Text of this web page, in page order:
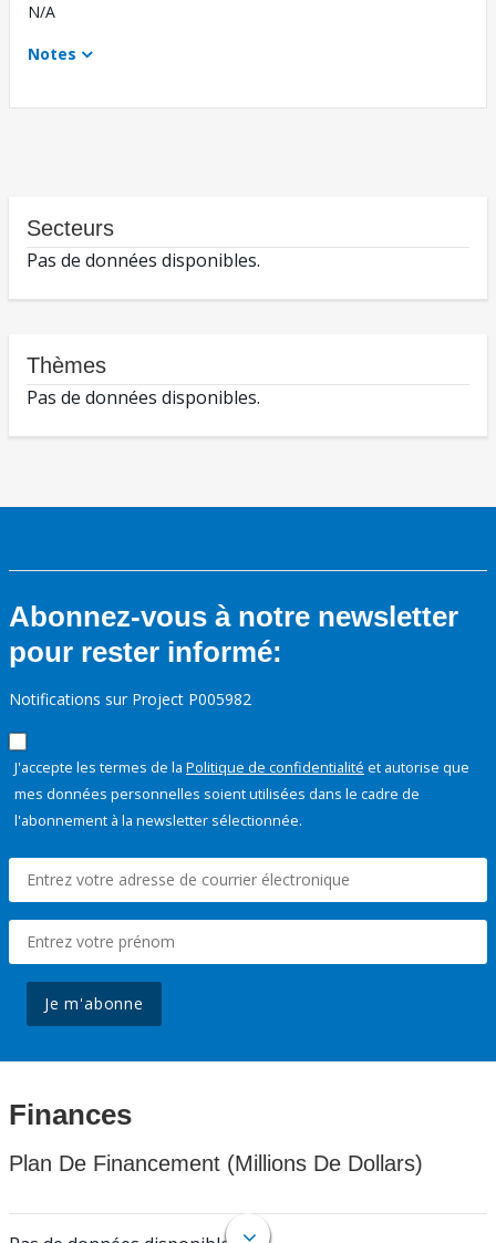
N/A
Notes
Secteurs
Pas de données disponibles.
Thèmes
Pas de données disponibles.
Abonnez-vous à notre newsletter
pour rester informé:
Notifications sur Project P005982
J'accepte les termes de la Politique de confidentialité et autorise que
mes données personnelles soient utilisées dans le cadre de
l'abonnement à la newsletter sélectionnée.
Je m'abonne
Finances
Plan De Financement (Millions De Dollars)